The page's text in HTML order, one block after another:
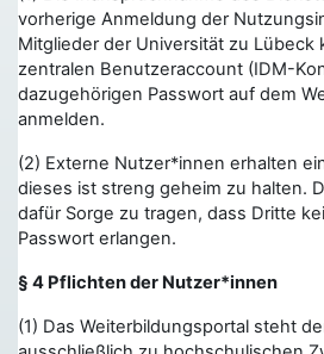
vorherige Anmeldung der
Mitglieder der Universität zu Lübeck
zentralen Benutzeraccount (IDM-
dazugehörigen Passwort auf dem
anmelden.
(2) Externe Nutzer*innen erhalten
dieses ist streng geheim zu halten.
dafür Sorge zu tragen, dass Dritte
Passwort erlangen.
§ 4 Pflichten der Nutzer*innen
(1) Das Weiterbildungsportal steht